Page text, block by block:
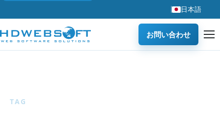
日本語
お問い合わせ
TAG